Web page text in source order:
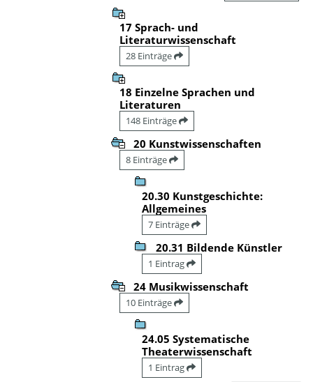
17 Sprach- und
Literaturwissenschaft
28 Einträge
18 Einzelne Sprachen und
Literaturen
148 Einträge
20 Kunstwissenschaften
8 Einträge
20.30 Kunstgeschichte:
Allgemeines
7 Einträge
20.31 Bildende Künstler
1 Eintrag
24 Musikwissenschaft
10 Einträge
24.05 Systematische
Theaterwissenschaft
1 Eintrag